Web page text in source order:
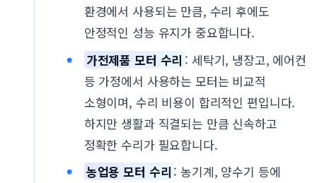
환경에서 사용되는 만큼, 수리 후에도
안정적인 성능 유지가 중요합니다.
가전제품 모터 수리 : 세탁기, 냉장고, 에어컨
등 가정에서 사용하는 모터는 비교적
소형이며, 수리 비용이 합리적인 편입니다.
하지만 생활과 직결되는 만큼 신속하고
정확한 수리가 필요합니다.
농업용 모터 수리 : 농기계, 양수기 등에